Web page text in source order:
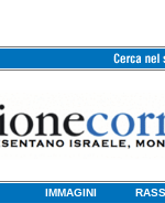
IMMAGINI